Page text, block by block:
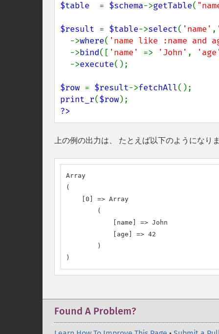
$table = $schema->getTable(
$result = $table->select( 'name' ,
  ->
where( 'name like :name and
  ->
bind([ 'name' => 'John' ,
  ->
execute();
$row = $result->fetchAll
print_r($row
?>
上の例の出力は、 たとえば以下のようになりま
Array
(
    [0] => Array
        (
            [name] => John
            [age] => 42
        )
)
Found A Problem?